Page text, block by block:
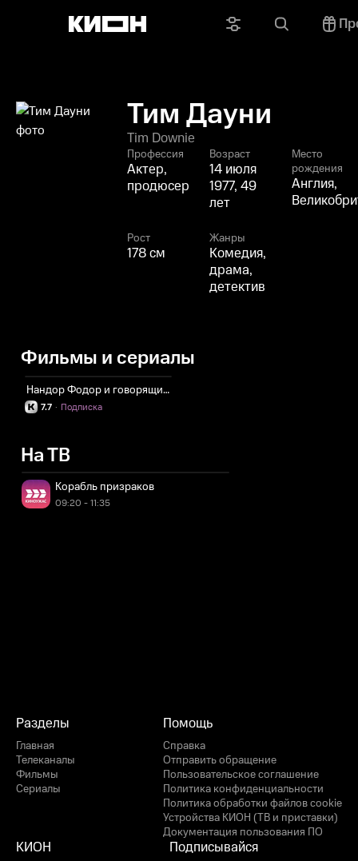
Тим Дауни
Tim Downie
Профессия
Актер,
продюсер
Возраст
14 июля
1977, 49
лет
Место
рождения
Англия,
Рост
178 см
Жанры
Комедия,
драма,
детектив
Фильмы и сериалы
Нандор Фодор и говорящий мангуст
7.7 Подписка
·
На ТВ
Корабль призраков
09:20 - 11:35
Разделы
Главная
Телеканалы
Фильмы
Сериалы
Помощь
Справка
Отправить обращение
Пользовательское соглашение
Политика конфиденциальности
Политика обработки файлов cookie
Устройства КИОН (ТВ и приставки)
Документация пользования ПО
КИОН Подписывайся